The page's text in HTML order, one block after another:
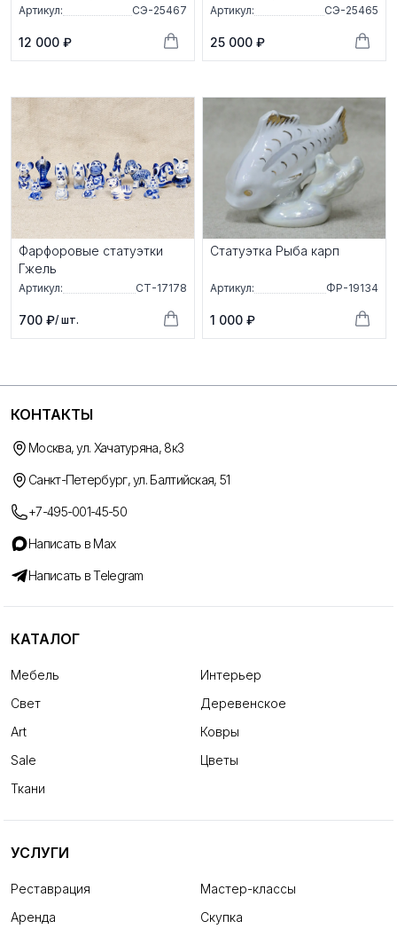
Артикул: СЭ-25467
12 000 ₽
Артикул: СЭ-25465
25 000 ₽
Фарфоровые статуэтки
Гжель
Артикул: СТ-17178
700 ₽/ шт.
Статуэтка Рыба карп
Артикул: ФР-19134
1 000 ₽
КОНТАКТЫ
Москва, ул. Хачатуряна, 8к3
Санкт-Петербург, ул. Балтийская, 51
+7-495-001-45-50
Написать в Max
Написать в Telegram
КАТАЛОГ
Мебель
Интерьер
Свет
Деревенское
Art
Ковры
Sale
Цветы
Ткани
УСЛУГИ
Реставрация
Мастер-классы
Аренда
Скупка